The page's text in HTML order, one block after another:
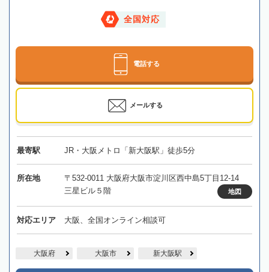
全国対応
電話する
メールする
最寄駅 JR・大阪メトロ「新大阪駅」徒歩5分
所在地
〒532-0011 大阪府大阪市淀川区西中島5丁目12-14
三星ビル５階
地図
対応エリア 大阪、全国オンライン相談可
大阪府 大阪市 新大阪駅